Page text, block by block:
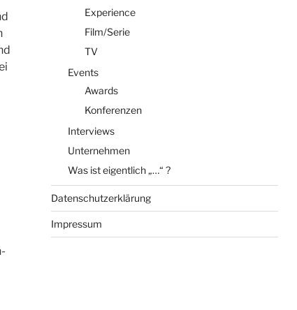
Experience
Film/Serie
TV
Events
Awards
Konferenzen
Interviews
Unternehmen
Was ist eigentlich „…“ ?
Datenschutzerklärung
Impressum